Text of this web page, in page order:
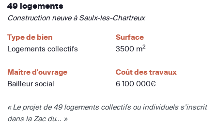
49 logements
Construction neuve à Saulx-les-Chartreux
Type de bien
Logements collectifs
Surface
3500 m2
Maître d'ouvrage
Bailleur social
Coût des travaux
6 100 000€
« Le projet de 49 logements collectifs ou individuels s’inscrit
dans la Zac du... »